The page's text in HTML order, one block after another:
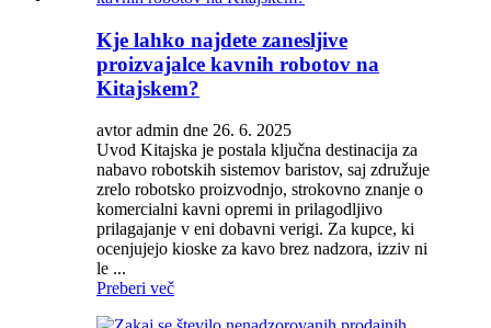
Kje lahko najdete zanesljive
proizvajalce kavnih robotov na
Kitajskem?
avtor admin dne 26. 6. 2025
Uvod Kitajska je postala ključna destinacija za
nabavo robotskih sistemov baristov, saj združuje
zrelo robotsko proizvodnjo, strokovno znanje o
komercialni kavni opremi in prilagodljivo
prilagajanje v eni dobavni verigi. Za kupce, ki
ocenjujejo kioske za kavo brez nadzora, izziv ni
le ...
Preberi več